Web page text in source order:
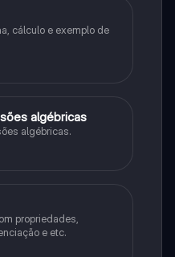
cálculo e exemplo de
algébricas
algébricas.
propriedades,
e etc.